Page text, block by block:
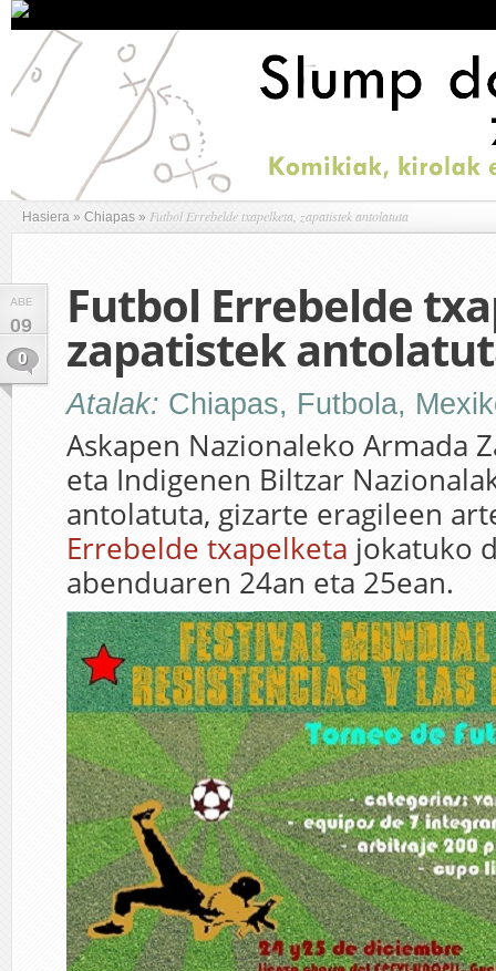
Hasiera » Chiapas » Futbol Errebelde txapelketa, zapatistek antolatuta
ABE
09
0
Futbol Errebelde
zapatistek
Atalak: Chiapas, Futbola,
Askapen Nazionaleko Armada
eta Indigenen Biltzar
antolatuta, gizarte eragileen
Errebelde txapelketa jokatuko
abenduaren 24an eta 25ean.